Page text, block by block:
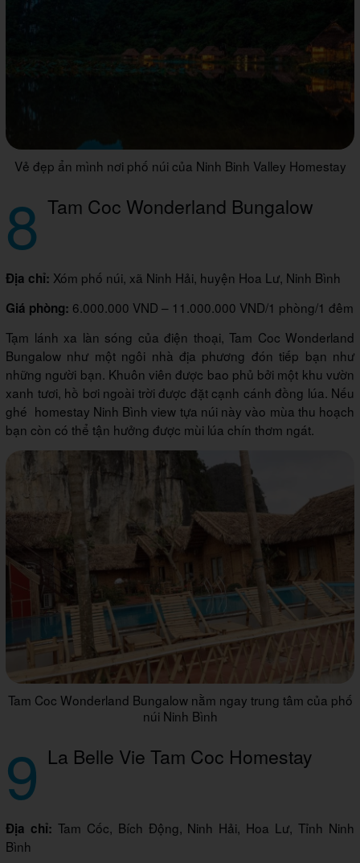
Vẻ đẹp ẩn mình nơi phố núi của Ninh Binh Valley Homestay
8 Tam Coc Wonderland Bungalow
Địa chỉ: Xóm phố núi, xã Ninh Hải, huyện Hoa Lư, Ninh Bình
Giá phòng: 6.000.000 VND – 11.000.000 VND/1 phòng/1 đêm
Tạm lánh xa làn sóng của điện thoại, Tam Coc Wonderland
Bungalow như một ngôi nhà địa phương đón tiếp bạn như
những người bạn. Khuôn viên được bao phủ bởi một khu vườn
xanh tươi, hồ bơi ngoài trời được đặt cạnh cánh đồng lúa. Nếu
ghé homestay Ninh Bình view tựa núi này vào mùa thu hoạch
bạn còn có thể tận hưởng được mùi lúa chín thơm ngát.
Tam Coc Wonderland Bungalow nằm ngay trung tâm của phố
núi Ninh Bình
9 La Belle Vie Tam Coc Homestay
Địa chỉ: Tam Cốc, Bích Động, Ninh Hải, Hoa Lư, Tỉnh Ninh
Bình